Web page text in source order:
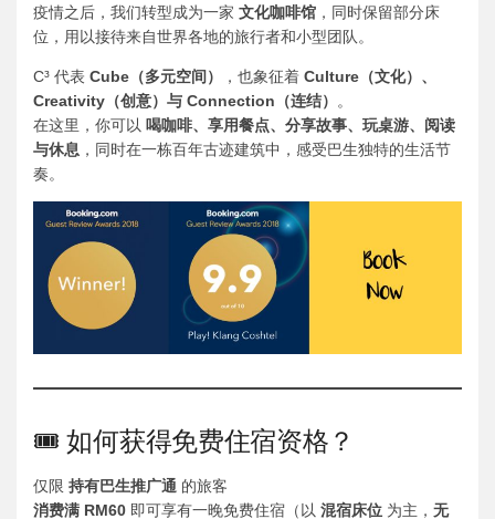
疫情之后，我们转型成为一家 文化咖啡馆 ，同时保留部分床
位，用以接待来自世界各地的旅行者和小型团队。
C³ 代表 Cube（多元空间） ，也象征着 Culture（文化）、
Creativity（创意）与 Connection（连结）
。
在这里，你可以 喝咖啡、享用餐点、分享故事、玩桌游、阅读
与休息 ，同时在一栋百年古迹建筑中，感受巴生独特的生活节
奏。
🎟️ 如何获得免费住宿资格？
仅限 持有巴生推广通 的旅客
消费满 RM60 即可享有一晚免费住宿（以 混宿床位 为主， 无